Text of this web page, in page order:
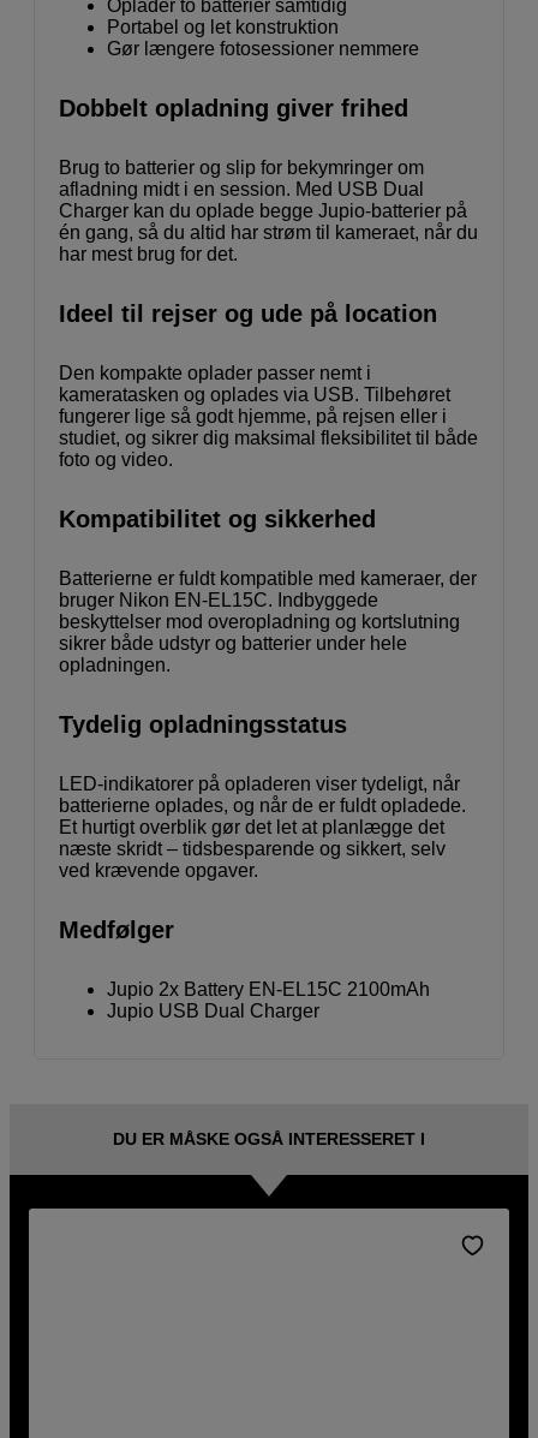
Oplader to batterier samtidig
Portabel og let konstruktion
Gør længere fotosessioner nemmere
Dobbelt opladning giver frihed
Brug to batterier og slip for bekymringer om
afladning midt i en session. Med USB Dual
Charger kan du oplade begge Jupio-batterier på
én gang, så du altid har strøm til kameraet, når du
har mest brug for det.
Ideel til rejser og ude på location
Den kompakte oplader passer nemt i
kameratasken og oplades via USB. Tilbehøret
fungerer lige så godt hjemme, på rejsen eller i
studiet, og sikrer dig maksimal fleksibilitet til både
foto og video.
Kompatibilitet og sikkerhed
Batterierne er fuldt kompatible med kameraer, der
bruger Nikon EN-EL15C. Indbyggede
beskyttelser mod overopladning og kortslutning
sikrer både udstyr og batterier under hele
opladningen.
Tydelig opladningsstatus
LED-indikatorer på opladeren viser tydeligt, når
batterierne oplades, og når de er fuldt opladede.
Et hurtigt overblik gør det let at planlægge det
næste skridt – tidsbesparende og sikkert, selv
ved krævende opgaver.
Medfølger
Jupio 2x Battery EN-EL15C 2100mAh
Jupio USB Dual Charger
DU ER MÅSKE OGSÅ INTERESSERET I